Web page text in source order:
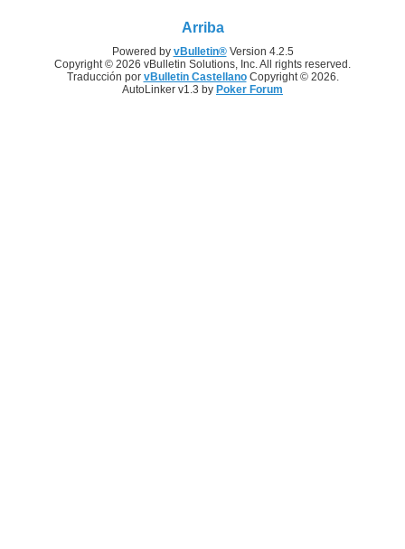
Arriba
Powered by vBulletin®Version 4.2.5
Copyright © 2026 vBulletin Solutions, Inc. All rights reserved.
Traducción por vBulletin CastellanoCopyright © 2026.
AutoLinker v1.3 by Poker Forum